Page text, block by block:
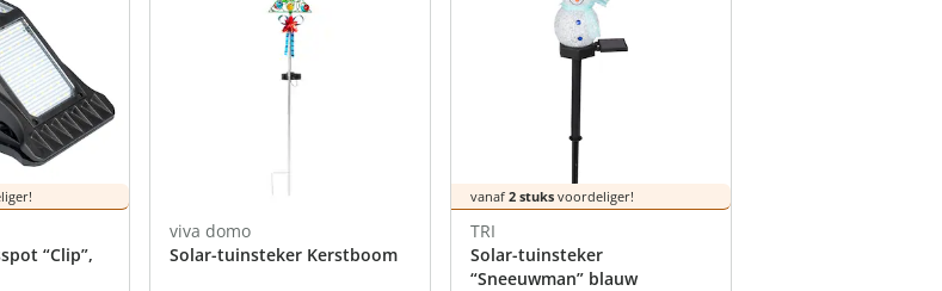
“Clip”,
viva domo
Solar-tuinsteker Kerstboom
vanaf 2 stuks voordeliger!
TRI
Solar-tuinsteker
“Sneeuwman” blauw